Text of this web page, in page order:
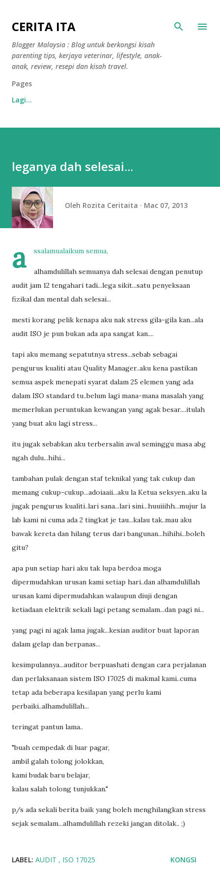
CERITA ITA
Blogger Malaysia : Blog untuk berkongsi kisah
parenting tips, kerjaya veterinar, lifestyle, anak-
anak, review, resepi dan kisah travel.
Pages
Lagi…
leganya dah selesai...
Oleh Rozita Ceritaita Mac 07, 2013
a ssalamualaikum semua,
alhamdulillah semuanya dah selesai dengan penutup
audit jam 12 tengahari tadi...lega sikit...satu penyeksaan
fizikal dan mental dah selesai...
mesti korang pelik kenapa aku nak stress gila-gila kan...ala
audit ISO je pun bukan ada apa sangat kan....
tapi aku memang sepatutnya stress...sebab sebagai
pengurus kualiti atau Quality Manager..aku kena pastikan
semua aspek menepati syarat dalam 25 elemen yang ada
dalam ISO standard tu..belum lagi mana-mana masalah yang
memerlukan peruntukan kewangan yang agak besar....itulah
yang buat aku lagi stress...
itu jugak sebabkan aku terbersalin awal seminggu masa abg
ngah dulu...hihi...
tambahan pulak dengan staf teknikal yang tak cukup dan
memang cukup-cukup...adoiaaii...aku la Ketua seksyen..aku la
jugak pengurus kualiti..lari sana...lari sini...huuiiihh...mujur la
lab kami ni cuma ada 2 tingkat je tau...kalau tak..mau aku
bawak kereta dan hilang terus dari bangunan...hihihi...boleh
gitu?
apa pun setiap hari aku tak lupa berdoa moga
dipermudahkan urusan kami setiap hari..dan alhamdulillah
urusan kami dipermudahkan walaupun diuji dengan
ketiadaan elektrik sekali lagi petang semalam...dan pagi ni...
yang pagi ni agak lama jugak...kesian auditor buat laporan
dalam gelap dan berpanas...
kesimpulannya...auditor berpuashati dengan cara perjalanan
dan perlaksanaan sistem ISO 17025 di makmal kami..cuma
tetap ada beberapa kesilapan yang perlu kami
perbaiki..alhamdulillah...
teringat pantun lama..
"buah cempedak di luar pagar,
ambil galah tolong jolokkan,
kami budak baru belajar,
kalau salah tolong tunjukkan."
p/s ada sekali berita baik yang boleh menghilangkan stress
sejak semalam...alhamdulillah rezeki jangan ditolak.. ;)
LABEL: AUDIT ISO 17025 KONGSI